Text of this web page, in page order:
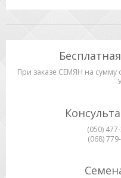
При заказе СЕМЯН на сумму
(050)
(068)